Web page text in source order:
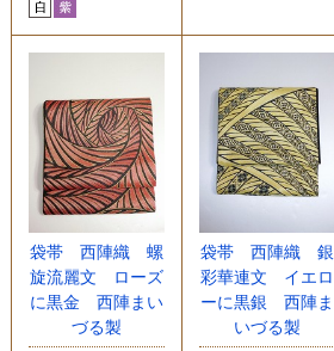
袋帯 西陣織 螺
旋流麗文 ローズ
に黒金 西陣まい
づる製
袋帯 西陣織 銀
彩華連文 イエロ
ーに黒銀 西陣ま
いづる製